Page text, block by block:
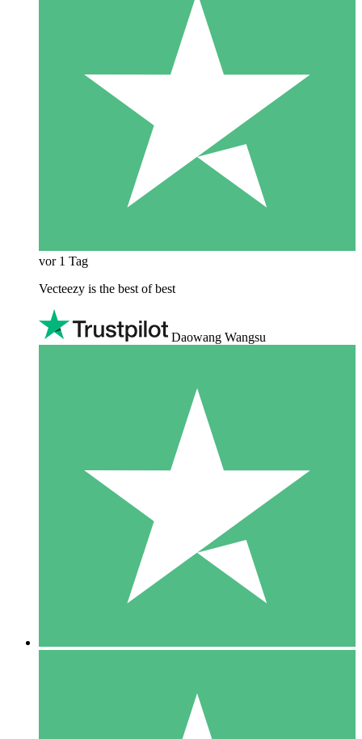
vor 1 Tag
Vecteezy is the best of best
Daowang Wangsu